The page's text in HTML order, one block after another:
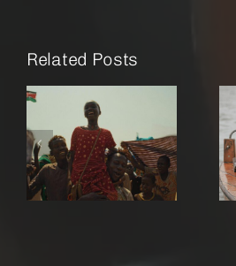
Related Posts
Amrum